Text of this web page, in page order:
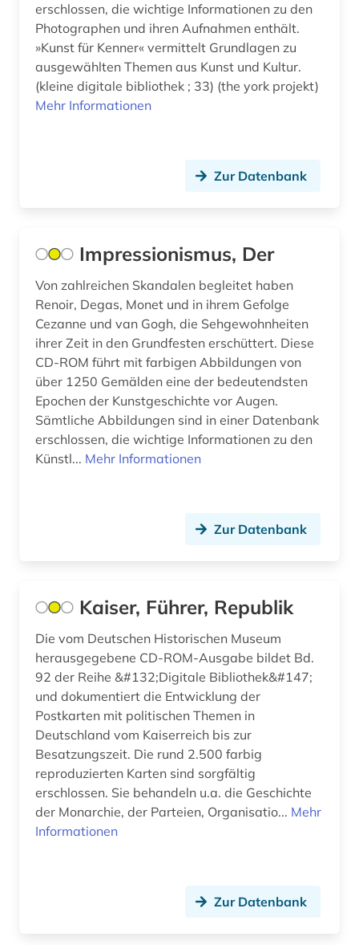
bollnäs (1)
book of kells (1)
borgholm (1)
bornholm (1)
botanischer garten (1)
brandenburg (4)
bratislava (1)
braunschweig (1)
bremen (2)
brief (2)
brücke (1)
brückenbau (1)
brünn (1)
buch (3)
bucheinband (2)
buchgeschichte (1)
buchgestaltung (1)
buchkunst (2)
buchwissenschaft (1)
erschlossen, die wichtige Informationen zu den
Photographen und ihren Aufnahmen enthält.
»Kunst für Kenner« vermittelt Grundlagen zu
ausgewählten Themen aus Kunst und Kultur.
(kleine digitale bibliothek ; 33) (the york projekt)
Mehr Informationen
Zur Datenbank
Impressionismus, Der
Von zahlreichen Skandalen begleitet haben
Renoir, Degas, Monet und in ihrem Gefolge
Cezanne und van Gogh, die Sehgewohnheiten
ihrer Zeit in den Grundfesten erschüttert. Diese
CD-ROM führt mit farbigen Abbildungen von
über 1250 Gemälden eine der bedeutendsten
Epochen der Kunstgeschichte vor Augen.
Sämtliche Abbildungen sind in einer Datenbank
erschlossen, die wichtige Informationen zu den
Künstl... Mehr Informationen
Zur Datenbank
Kaiser, Führer, Republik
Die vom Deutschen Historischen Museum
herausgegebene CD-ROM-Ausgabe bildet Bd.
92 der Reihe &#132;Digitale Bibliothek&#147;
und dokumentiert die Entwicklung der
Postkarten mit politischen Themen in
Deutschland vom Kaiserreich bis zur
Besatzungszeit. Die rund 2.500 farbig
reproduzierten Karten sind sorgfältig
erschlossen. Sie behandeln u.a. die Geschichte
der Monarchie, der Parteien, Organisatio... Mehr
Informationen
Zur Datenbank